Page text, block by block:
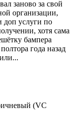
заново за свой
организации,
доп услуги по
хотя сама
бампера
года назад
(VC